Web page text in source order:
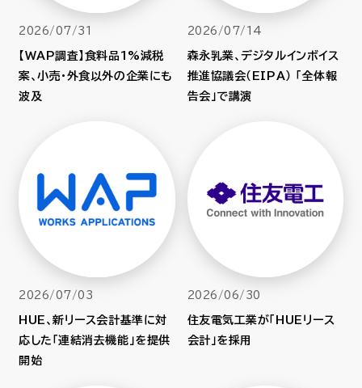
2026/07/31
【WAP調査】食料品1%減税
案、小売・外食以外の企業にも
波及
2026/07/14
森永乳業、デジタルインボイス
推進協議会（EIPA） 「全体報
告会」で講演
2026/07/03
HUE、新リース会計基準に対
応した「連結消去機能」を提供
開始
2026/06/30
住友電気工業が「HUEリース
会計」を採用